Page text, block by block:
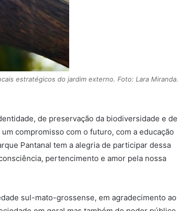
estratégicos do jardim externo. Foto: Lara Miranda.
de preservação da biodiversidade e de
compromisso com o futuro, com a educação
Pantanal tem a alegria de participar dessa
pertencimento e amor pela nossa
sul-mato-grossense, em agradecimento ao